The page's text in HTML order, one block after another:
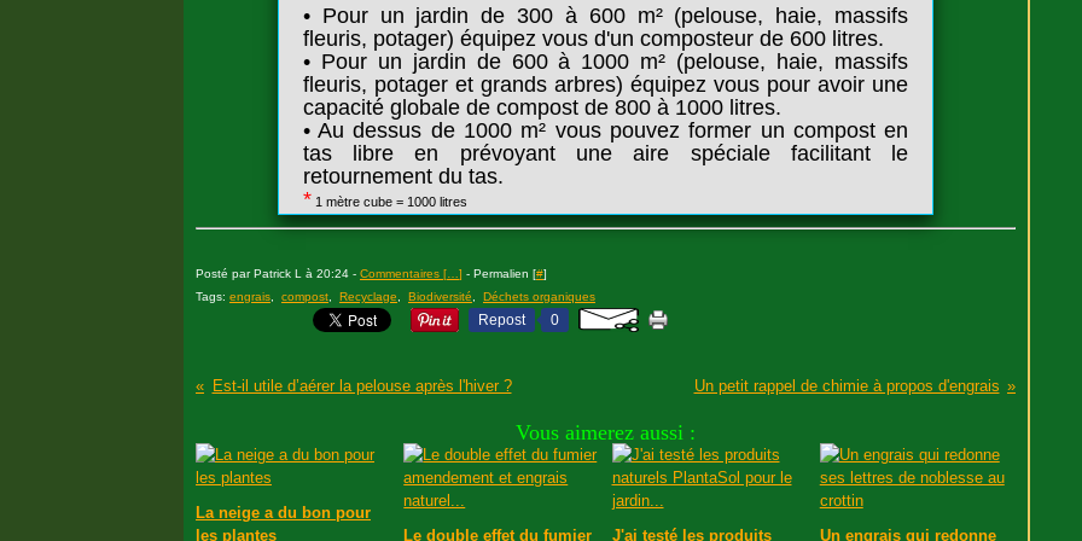
• Pour un jardin de 300 à 600 m² (pelouse, haie, massifs
fleuris, potager) équipez vous d'un composteur de 600 litres.
• Pour un jardin de 600 à 1000 m² (pelouse, haie, massifs
fleuris, potager et grands arbres) équipez vous pour avoir une
capacité globale de compost de 800 à 1000 litres.
• Au dessus de 1000 m² vous pouvez former un compost en
tas libre en prévoyant une aire spéciale facilitant le
retournement du tas.
* 1 mètre cube = 1000 litres
Posté par Patrick L à 20:24 - Commentaires [ ] - Permalien [#]
Tags: engrais compost Recyclage Biodiversité Déchets organiques
Repost 0
Est-il utile d’aérer la pelouse après l'hiver ? Un petit rappel de chimie à propos d'engrais
Vous aimerez aussi :
La neige a du bon pour
les plantes
Le double effet du fumier J'ai testé les produits Un engrais qui redonne